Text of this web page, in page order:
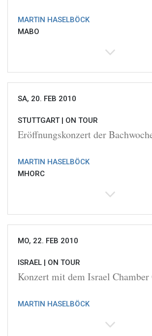
MARTIN HASELBÖCK
MABO
SA, 20. FEB 2010
STUTTGART | ON TOUR
Eröffnungskonzert der
MARTIN HASELBÖCK
MHORC
MO, 22. FEB 2010
ISRAEL | ON TOUR
Konzert mit dem Israel Chamber
MARTIN HASELBÖCK